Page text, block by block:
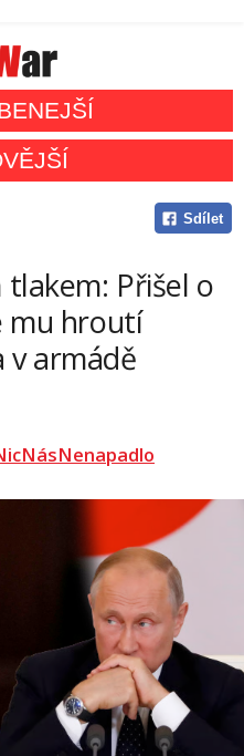
Sdílet
Přišel o
mu hroutí
v armádě